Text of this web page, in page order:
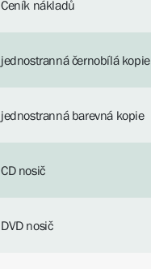
Ceník nákladů
jednostranná černobílá kopie
jednostranná barevná kopie
CD nosič
DVD nosič